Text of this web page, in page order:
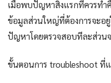
เมื่อพบปัญหาสิ่งแรกที่ควรทำ
ข้อมูลส่วนใหญ่ที่ต้องการจะอ
ปัญหาโดยตรวจสอบทีละส่วน
ขั้นตอนการ troubleshoot ที่